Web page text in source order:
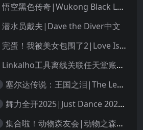
悟空黑色传奇|Wukong Black Legend
潜水员戴夫|Dave the Diver中文
完蛋！我被美女包围了2|Love Is All Around 2中文
Linkalho工具离线关联任天堂账户教程
塞尔达传说：王国之泪|The Legend of Zelda: Tears of the Kingdom中文
舞力全开2025|Just Dance 2025中文
集合啦！动物森友会|动物之森|Animal Crossing: New Horizons中文